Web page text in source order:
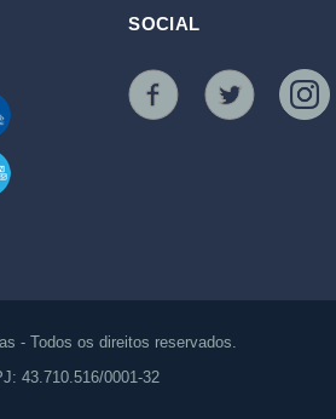
SOCIAL
- Todos os direitos reservados.
43.710.516/0001-32